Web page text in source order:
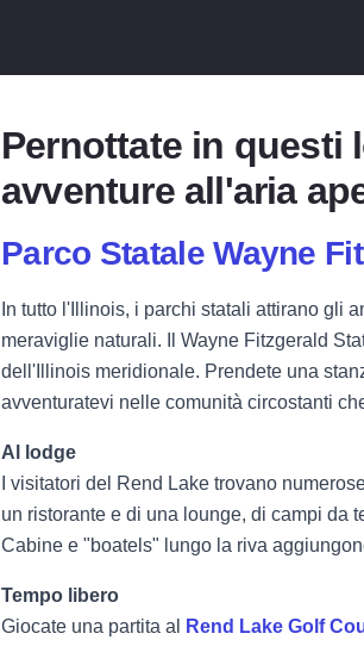
Pernottate in questi
avventure all'aria
Parco Statale Wayne
In tutto l'Illinois, i parchi statali attirano gli
meraviglie naturali. Il Wayne Fitzgerald
dell'Illinois meridionale. Prendete una
avventuratevi nelle comunità circostanti
Al lodge
I visitatori del Rend Lake trovano
un ristorante e di una lounge, di campi da
Cabine e "boatels" lungo la riva
Tempo libero
Giocate una partita al
Rend Lake Golf